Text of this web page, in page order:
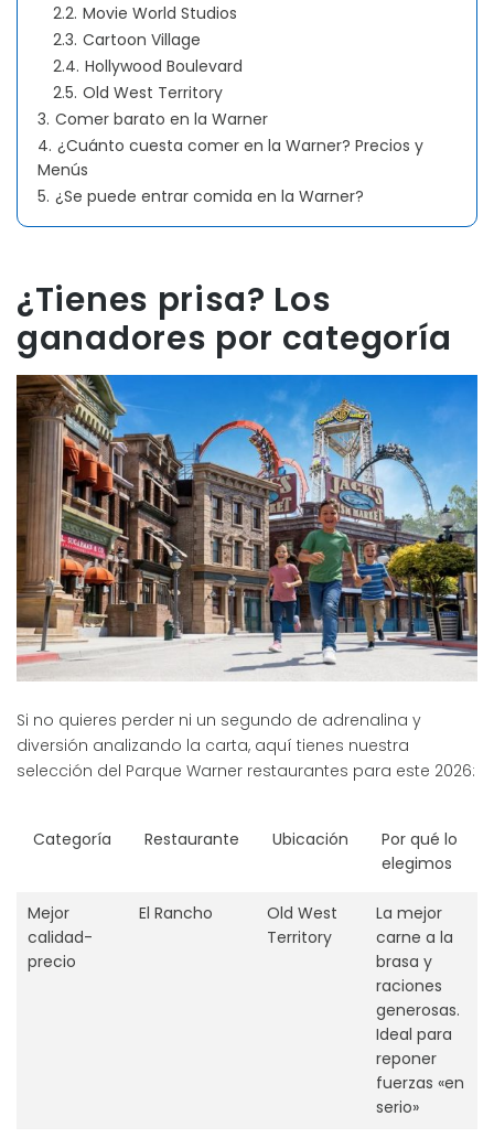
2.2. Movie World Studios
2.3. Cartoon Village
2.4. Hollywood Boulevard
2.5. Old West Territory
3. Comer barato en la Warner
4. ¿Cuánto cuesta comer en la Warner? Precios y
Menús
5. ¿Se puede entrar comida en la Warner?
¿Tienes prisa? Los
ganadores por categoría
Si no quieres perder ni un segundo de adrenalina y
diversión analizando la carta, aquí tienes nuestra
selección del Parque Warner restaurantes para este 2026:
Categoría Restaurante Ubicación
Por qué lo
elegimos
Mejor
calidad-
precio
El Rancho
Old West
Territory
La mejor
carne a la
brasa y
raciones
generosas.
Ideal para
reponer
fuerzas «en
serio»